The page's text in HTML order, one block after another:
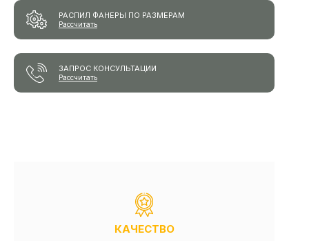
РАСПИЛ ФАНЕРЫ ПО РАЗМЕРАМ
Рассчитать
ЗАПРОС КОНСУЛЬТАЦИИ
Рассчитать
КАЧЕСТВО